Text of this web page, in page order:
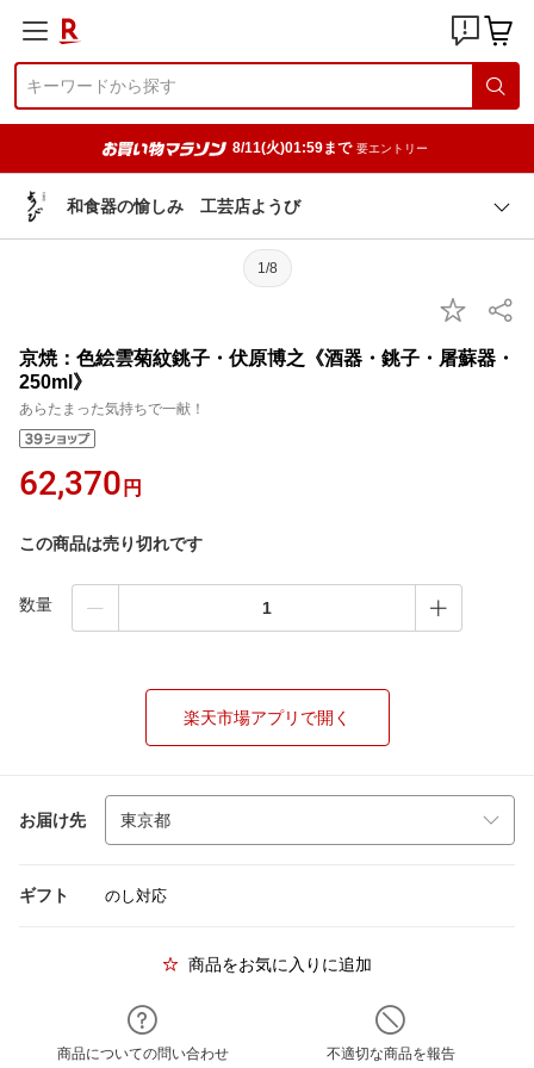
8/11(火)01:59まで 要エントリー
和食器の愉しみ 工芸店ようび
1/8
京焼：色絵雲菊紋銚子・伏原博之《酒器・銚子・屠蘇器・
250ml》
あらたまった気持ちで一献！
62,370 円
この商品は売り切れです
数量
楽天市場アプリで開く
お届け先
ギフト のし対応
商品をお気に入りに追加
商品についての問い合わせ 不適切な商品を報告